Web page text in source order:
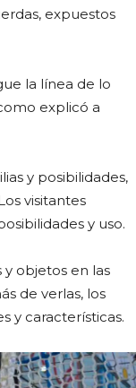
expuestos
la línea de lo
explicó a
y posibilidades,
visitantes
y uso.
objetos en las
de verlas, los
y características.